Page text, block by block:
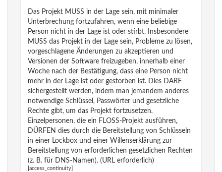
Das Projekt MUSS in der Lage sein, mit minimaler
Unterbrechung fortzufahren, wenn eine beliebige
Person nicht in der Lage ist oder stirbt. Insbesondere
MUSS das Projekt in der Lage sein, Probleme zu lösen,
vorgeschlagene Änderungen zu akzeptieren und
Versionen der Software freizugeben, innerhalb einer
Woche nach der Bestätigung, dass eine Person nicht
mehr in der Lage ist oder gestorben ist. Dies DARF
sichergestellt werden, indem man jemandem anderes
notwendige Schlüssel, Passwörter und gesetzliche
Rechte gibt, um das Projekt fortzusetzen.
Einzelpersonen, die ein FLOSS-Projekt ausführen,
DÜRFEN dies durch die Bereitstellung von Schlüsseln
in einer Lockbox und einer Willenserklärung zur
Bereitstellung von erforderlichen gesetzlichen Rechten
(z. B. für DNS-Namen). (URL erforderlich)
[access_continuity]